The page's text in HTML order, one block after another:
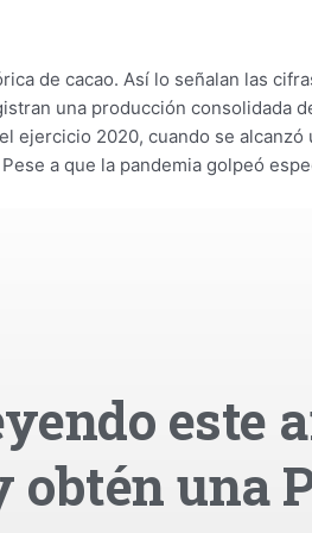
de cacao. Así lo señalan las
una producción consolidada
ejercicio 2020, cuando se alcanzó
a que la pandemia golpeó
este
obtén una